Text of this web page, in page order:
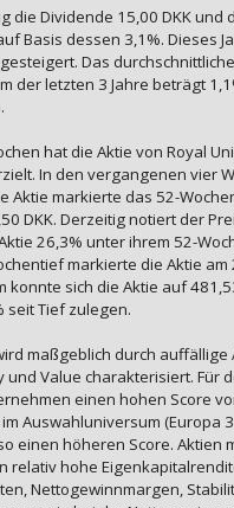
die Dividende 15,00 DKK und
Basis dessen 3,1%. Dieses
Das durchschnittliche
der letzten 3 Jahre beträgt
hat die Aktie von Royal
In den vergangenen vier
Aktie markierte das 52-
DKK. Derzeitig notiert der
26,3% unter ihrem 52-
markierte die Aktie am
konnte sich die Aktie auf
seit Tief zulegen.
maßgeblich durch
und Value charakterisiert. Für
einen hohen Score
Auswahluniversum (Europa
einen höheren Score. Aktien
relativ hohe
Nettogewinnmargen,